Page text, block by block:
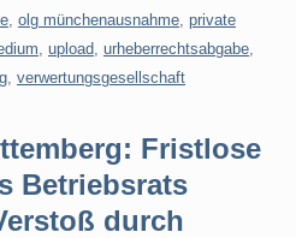
olg münchenausnahme private
upload urheberrechtsabgabe
verwertungsgesellschaft
Fristlose
Betriebsrats
durch